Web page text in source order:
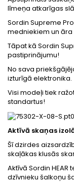
līmeņa atkarīgas
Sordin Supreme
medniekiem un
Tāpat kā Sordin
pastiprinājumu!
No sava
izturīgā elektronika.
Visi modeļi tiek
standartus!
Aktīvā skaņas
Šī dzirdes
skaļākas klusās
Aktīvā Sordin
dzīvnieku šalkoņu